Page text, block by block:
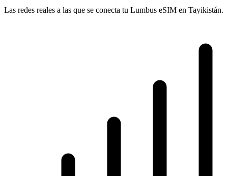
Las redes reales a las que se conecta tu Lumbus eSIM en Tayikistán.